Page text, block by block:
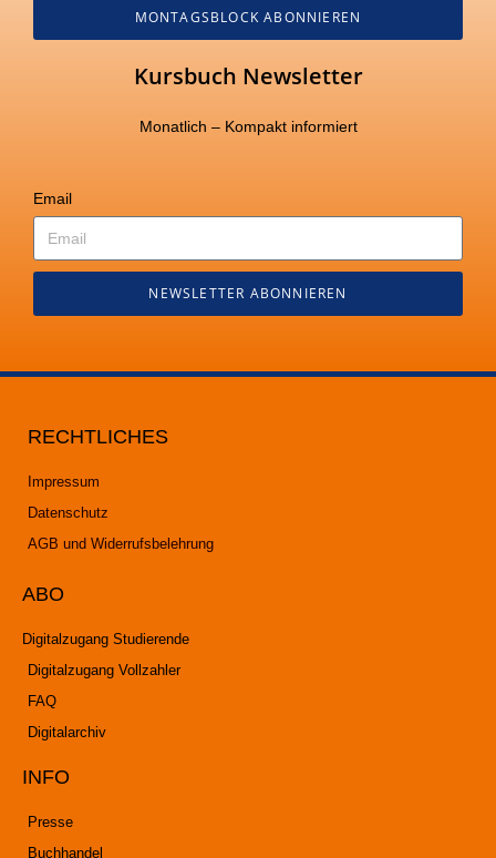
MONTAGSBLOCK ABONNIEREN
Kursbuch Newsletter
Monatlich – Kompakt informiert
Email
NEWSLETTER ABONNIEREN
RECHTLICHES
Impressum
Datenschutz
AGB und Widerrufsbelehrung
ABO
Digitalzugang Studierende
Digitalzugang Vollzahler
FAQ
Digitalarchiv
INFO
Presse
Buchhandel